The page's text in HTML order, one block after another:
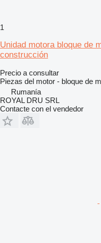
1
Unidad motora bloque de
construcción
Precio a consultar
Piezas del motor - bloque de
Rumanía
ROYAL DRU SRL
Contacte con el vendedor